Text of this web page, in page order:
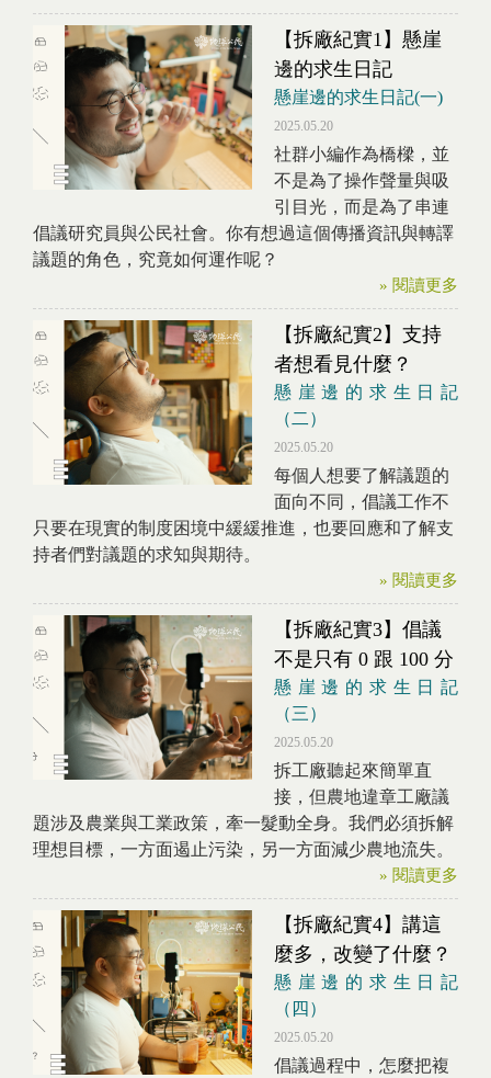
【拆廠紀實1】懸崖
邊的求生日記
懸崖邊的求生日記(一)
2025.05.20
社群小編作為橋樑，並
不是為了操作聲量與吸
引目光，而是為了串連
倡議研究員與公民社會。你有想過這個傳播資訊與轉譯
議題的角色，究竟如何運作呢？
» 閱讀更多
【拆廠紀實2】支持
者想看見什麼？
懸崖邊的求生日記
（二）
2025.05.20
每個人想要了解議題的
面向不同，倡議工作不
只要在現實的制度困境中緩緩推進，也要回應和了解支
持者們對議題的求知與期待。
» 閱讀更多
【拆廠紀實3】倡議
不是只有 0 跟 100 分
懸崖邊的求生日記
（三）
2025.05.20
拆工廠聽起來簡單直
接，但農地違章工廠議
題涉及農業與工業政策，牽一髮動全身。我們必須拆解
理想目標，一方面遏止污染，另一方面減少農地流失。
» 閱讀更多
【拆廠紀實4】講這
麼多，改變了什麼？
懸崖邊的求生日記
（四）
2025.05.20
倡議過程中，怎麼把複